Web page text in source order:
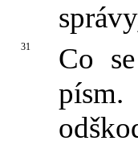
31
Co